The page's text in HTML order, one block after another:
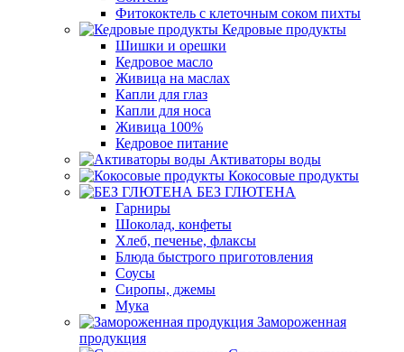
Фитококтель с клеточным соком пихты
Кедровые продукты
Шишки и орешки
Кедровое масло
Живица на маслах
Капли для глаз
Капли для носа
Живица 100%
Кедровое питание
Активаторы воды
Кокосовые продукты
БЕЗ ГЛЮТЕНА
Гарниры
Шоколад, конфеты
Хлеб, печенье, флаксы
Блюда быстрого приготовления
Соусы
Сиропы, джемы
Мука
Замороженная
продукция